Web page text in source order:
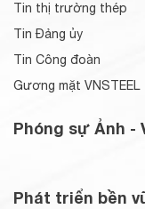
Tin thị trường thép
Tin Đảng ủy
Tin Công đoàn
Gương mặt VNSTEEL
Phóng sự Ảnh -
Phát triển bền